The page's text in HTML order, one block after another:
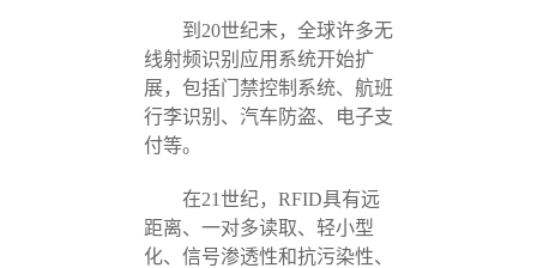
到20世纪末，全球许多无
线射频识别应用系统开始扩
展，包括门禁控制系统、航班
行李识别、汽车防盗、电子支
付等。
在21世纪，RFID具有远
距离、一对多读取、轻小型
化、信号渗透性和抗污染性、